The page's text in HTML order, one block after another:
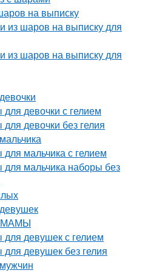
на выписку
из шаров на выписку для
из шаров на выписку для
девочки с гелием
девочки без гелия
мальчика с гелием
мальчика наборы без
МАМЫ
девушек с гелием
девушек без гелия